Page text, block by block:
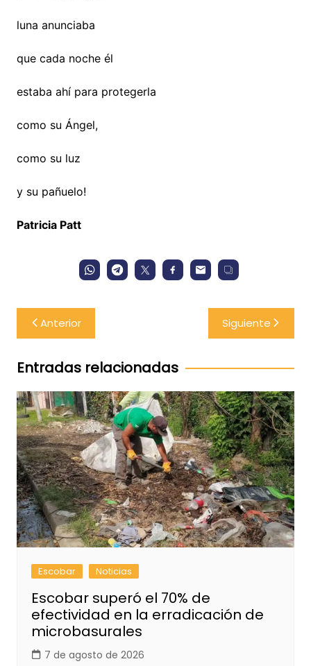
luna anunciaba
que cada noche él
estaba ahí para protegerla
como su Ángel,
como su luz
y su pañuelo!
Patricia Patt
Navegación
de
entradas
Anterior Siguiente
Entradas relacionadas
Escobar Noticias
Escobar superó el 70% de
efectividad en la erradicación de
microbasurales
7 de agosto de 2026